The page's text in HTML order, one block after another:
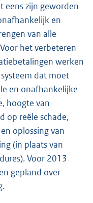
eens zijn geworden
en
van alle
het verbeteren
werken
dat moet
en onafhankelijke
hoogte van
op reële schade,
oplossing van
(in plaats van
Voor 2013
gepland over